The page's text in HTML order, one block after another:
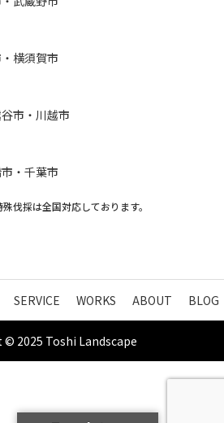
横須賀市
市・川越市
・千葉市
伐採は全国対応しております。
SERVICE WORKS ABOUT BLOG
2025 Toshi Landscape